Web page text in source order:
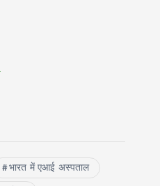
भारत में एआई अस्पताल